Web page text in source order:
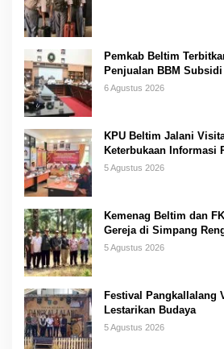
Pemkab Beltim
Penjualan BBM Subsidi
6 Agustus 2026
KPU Beltim Jalani
Keterbukaan Informasi
5 Agustus 2026
Kemenag Beltim dan
Gereja di Simpang
5 Agustus 2026
Festival Pangkallalang
Lestarikan Budaya
5 Agustus 2026